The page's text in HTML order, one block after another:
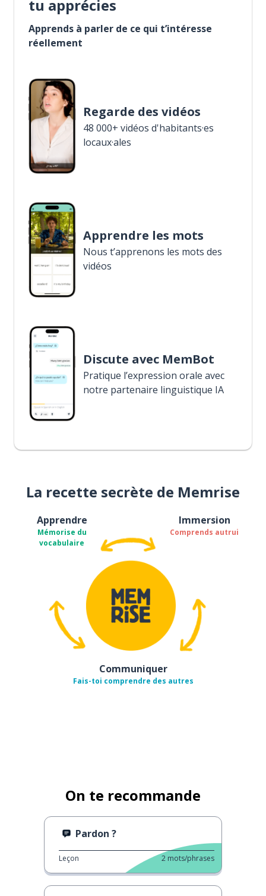
tu apprécies
Apprends à parler de ce qui t’intéresse
réellement
Regarde des vidéos
48 000+ vidéos d'habitants·es
locaux·ales
Apprendre les mots
Nous t’apprenons les mots des
vidéos
Discute avec MemBot
Pratique l’expression orale avec
notre partenaire linguistique IA
La recette secrète de Memrise
Apprendre
Mémorise du
vocabulaire
Immersion
Comprends autrui
Communiquer
Fais-toi comprendre des autres
On te recommande
Pardon ?
Leçon 2 mots/phrases